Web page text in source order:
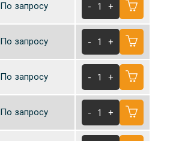
По запросу - 1 +
По запросу - 1 +
По запросу - 1 +
По запросу - 1 +